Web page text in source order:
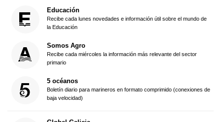
Educación
Recibe cada lunes novedades e información útil sobre el mundo de
la Educación
Somos Agro
Recibe cada miércoles la información más relevante del sector
primario
5 océanos
Boletín diario para marineros en formato comprimido (conexiones de
baja velocidad)